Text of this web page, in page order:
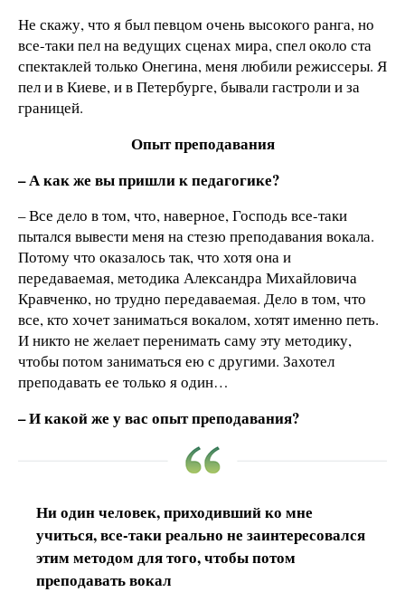
Не скажу, что я был певцом очень высокого ранга, но
все-таки пел на ведущих сценах мира, спел около ста
спектаклей только Онегина, меня любили режиссеры. Я
пел и в Киеве, и в Петербурге, бывали гастроли и за
границей.
Опыт преподавания
– А как же вы пришли к педагогике?
– Все дело в том, что, наверное, Господь все-таки
пытался вывести меня на стезю преподавания вокала.
Потому что оказалось так, что хотя она и
передаваемая, методика Александра Михайловича
Кравченко, но трудно передаваемая. Дело в том, что
все, кто хочет заниматься вокалом, хотят именно петь.
И никто не желает перенимать саму эту методику,
чтобы потом заниматься ею с другими. Захотел
преподавать ее только я один…
– И какой же у вас опыт преподавания?
Ни один человек, приходивший ко мне
учиться, все-таки реально не заинтересовался
этим методом для того, чтобы потом
преподавать вокал